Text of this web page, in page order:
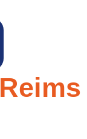
Reims